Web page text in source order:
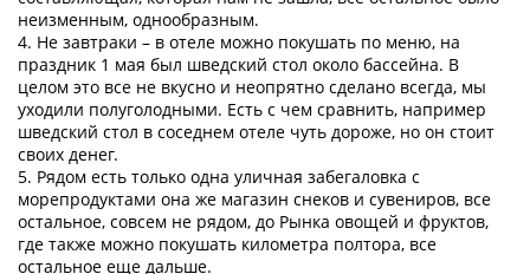
неизменным, однообразным.
4. Не завтраки – в отеле можно покушать по меню, на
праздник 1 мая был шведский стол около бассейна. В
целом это все не вкусно и неопрятно сделано всегда, мы
уходили полуголодными. Есть с чем сравнить, например
шведский стол в соседнем отеле чуть дороже, но он стоит
своих денег.
5. Рядом есть только одна уличная забегаловка с
морепродуктами она же магазин снеков и сувениров, все
остальное, совсем не рядом, до Рынка овощей и фруктов,
где также можно покушать километра полтора, все
остальное еще дальше.